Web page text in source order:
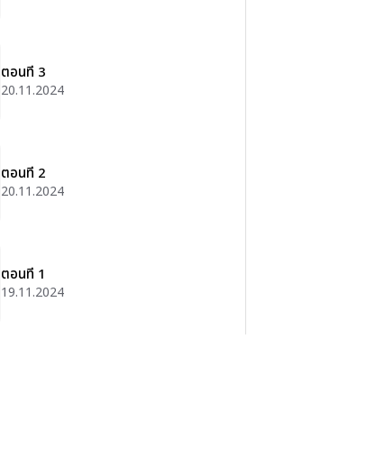
ตอนที่ 3
20.11.2024
ตอนที่ 2
20.11.2024
ตอนที่ 1
19.11.2024